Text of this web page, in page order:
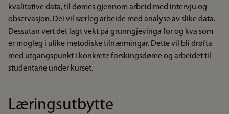
kvalitative data, til dømes gjennom arbeid med intervju og
observasjon. Dei vil særleg arbeide med analyse av slike data.
Dessutan vert det lagt vekt på grunngjevinga for og kva som
er mogleg i ulike metodiske tilnærmingar. Dette vil bli drøfta
med utgangspunkt i konkrete forskingsdøme og arbeidet til
studentane under kurset.
Læringsutbytte